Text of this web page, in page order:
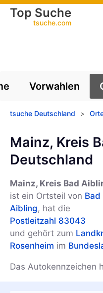
Top Suche
tsuche.com
Vorwahlen
tsuche Deutschland >
Mainz, Kreis
Deutschland
Mainz, Kreis Bad
ist ein Ortsteil von Bad
Aibling, hat die
Postleitzahl 83043
und gehört zum
Rosenheim im
Das Autokennzeichen